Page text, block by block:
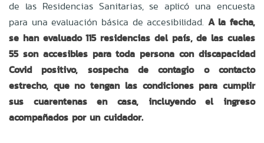
de las Residencias Sanitarias, se aplicó una encuesta
para una evaluación básica de accesibilidad. A la fecha,
se han evaluado 115 residencias del país, de las cuales
55 son accesibles para toda persona con discapacidad
Covid positivo, sospecha de contagio o contacto
estrecho, que no tengan las condiciones para cumplir
sus cuarentenas en casa, incluyendo el ingreso
acompañados por un cuidador.